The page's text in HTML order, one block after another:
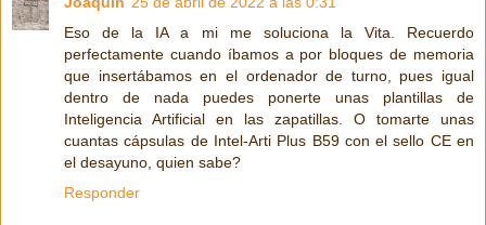
Eso de la IA a mi me soluciona la Vita. Recuerdo
perfectamente cuando íbamos a por bloques de memoria
que insertábamos en el ordenador de turno, pues igual
dentro de nada puedes ponerte unas plantillas de
Inteligencia Artificial en las zapatillas. O tomarte unas
cuantas cápsulas de Intel-Arti Plus B59 con el sello CE en
el desayuno, quien sabe?
Responder